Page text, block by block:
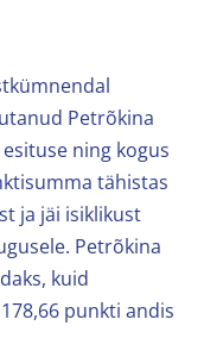
Petrõkina
ning kogus
tähistas
ja jäi isiklikust
Petrõkina
kuid
punkti andis